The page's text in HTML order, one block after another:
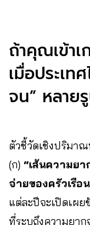
ถ้าคุณเข้า
เมื่อประเท
จน” หลาย
ตัวชี้วัดเชิงปริมา
(ก) “เส้นความยา
จ่ายของครัวเรือ
แต่ละปีจะเปิดเผ
ที่ระบุถึงความยาก